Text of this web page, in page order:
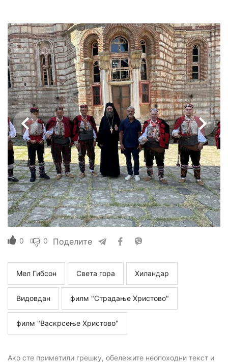
0 0 Поделите
Мел Гибсон Света гора Хиландар
Видовдан филм "Страдање Христово"
филм "Васкрсење Христово"
Ако сте приметили грешку, обележите неопоходни текст и